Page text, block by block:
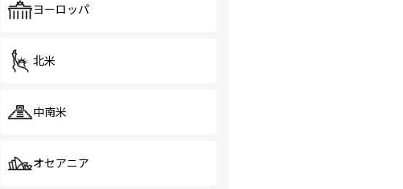
ヨーロッパ
北米
中南米
オセアニア